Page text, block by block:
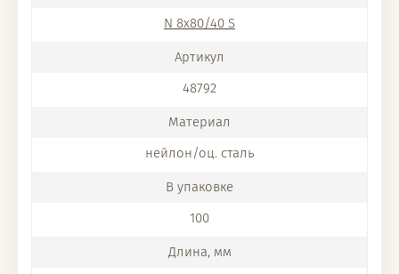
N 8x80/40 S
48792
нейлон/оц. сталь
100